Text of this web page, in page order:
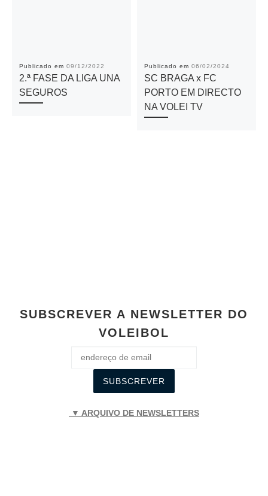
Publicado em 09/12/2022
2.ª FASE DA LIGA UNA
SEGUROS
Publicado em 06/02/2024
SC BRAGA x FC
PORTO EM DIRECTO
NA VOLEI TV
SUBSCREVER A NEWSLETTER DO
VOLEIBOL
▼ ARQUIVO DE NEWSLETTERS